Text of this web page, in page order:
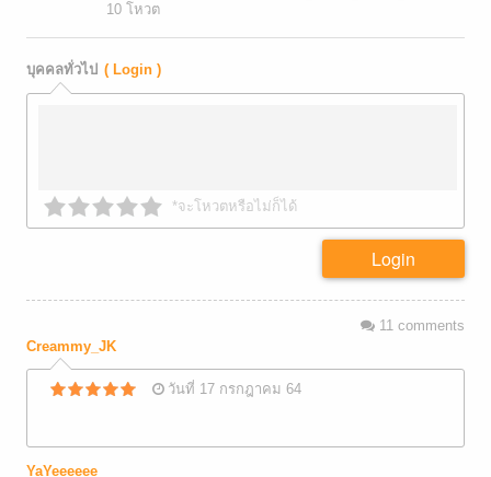
10 โหวต
บุคคลทั่วไป ( Login )
*จะโหวตหรือไม่ก็ได้
Login
11comments
Creammy_JK
วันที่ 17 กรกฎาคม 64
YaYeeeeee